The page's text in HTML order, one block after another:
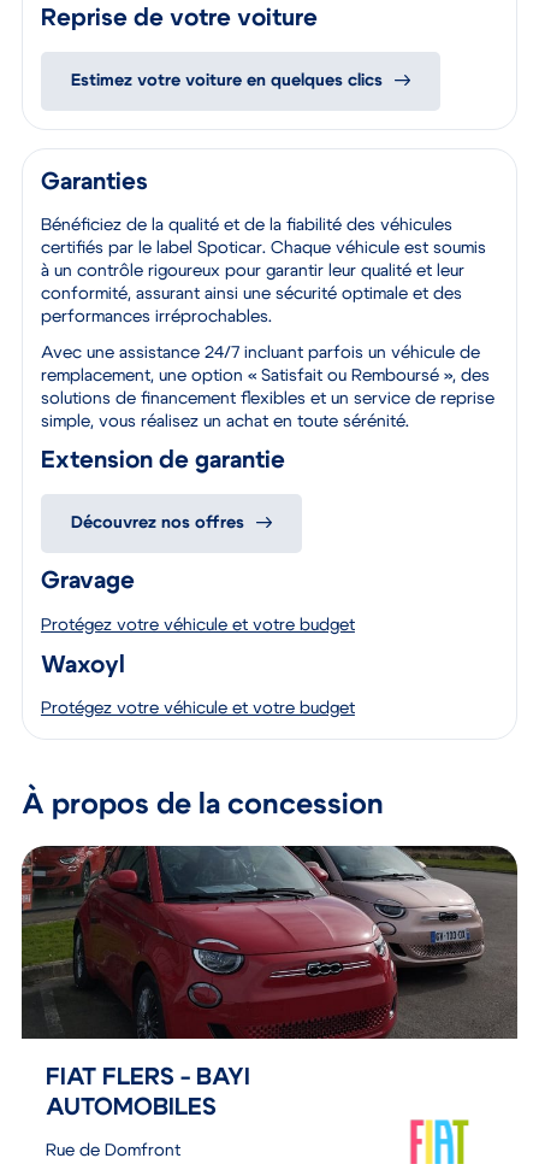
Reprise de votre voiture
Estimez votre voiture en quelques clics
Garanties
Bénéficiez de la qualité et de la fiabilité des véhicules
certifiés par le label Spoticar. Chaque véhicule est soumis
à un contrôle rigoureux pour garantir leur qualité et leur
conformité, assurant ainsi une sécurité optimale et des
performances irréprochables.
Avec une assistance 24/7 incluant parfois un véhicule de
remplacement, une option « Satisfait ou Remboursé », des
solutions de financement flexibles et un service de reprise
simple, vous réalisez un achat en toute sérénité.
Extension de garantie
Découvrez nos offres
Gravage
Protégez votre véhicule et votre budget
Waxoyl
Protégez votre véhicule et votre budget
À propos de la concession
FIAT FLERS - BAYI
AUTOMOBILES
Rue de Domfront